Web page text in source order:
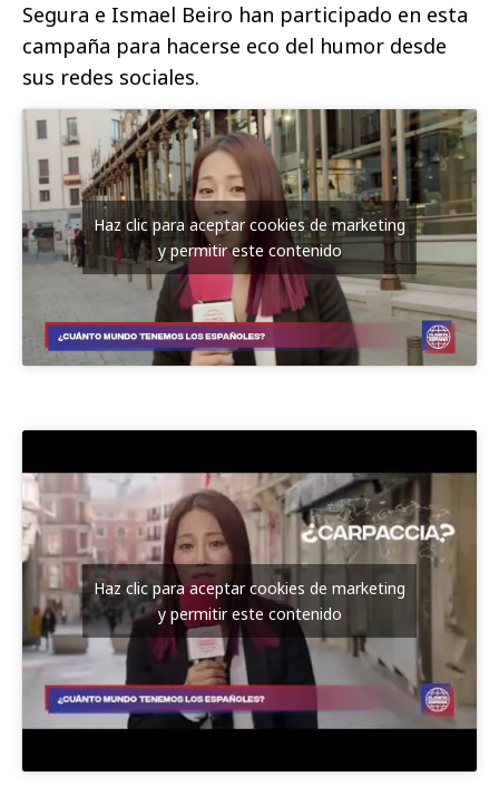
Segura e Ismael Beiro han participado en esta
campaña para hacerse eco del humor desde
sus redes sociales.
Haz clic para aceptar cookies de marketing
y permitir este contenido
Haz clic para aceptar cookies de marketing
y permitir este contenido